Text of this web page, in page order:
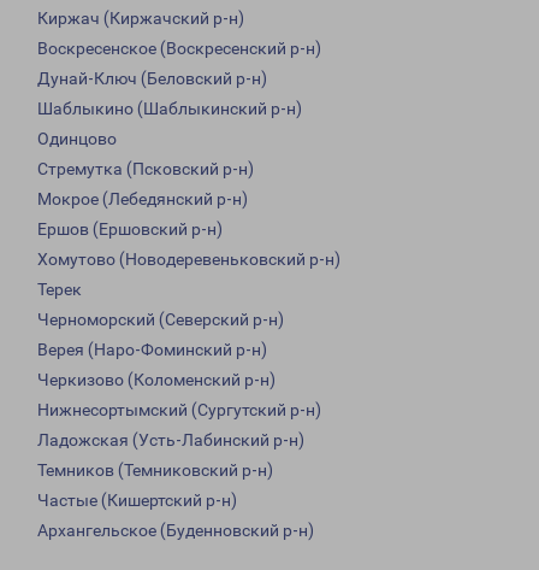
Киржач (Киржачский р-н)
Воскресенское (Воскресенский р-н)
Дунай-Ключ (Беловский р-н)
Шаблыкино (Шаблыкинский р-н)
Одинцово
Стремутка (Псковский р-н)
Мокрое (Лебедянский р-н)
Ершов (Ершовский р-н)
Хомутово (Новодеревеньковский р-н)
Терек
Черноморский (Северский р-н)
Верея (Наро-Фоминский р-н)
Черкизово (Коломенский р-н)
Нижнесортымский (Сургутский р-н)
Ладожская (Усть-Лабинский р-н)
Темников (Темниковский р-н)
Частые (Кишертский р-н)
Архангельское (Буденновский р-н)